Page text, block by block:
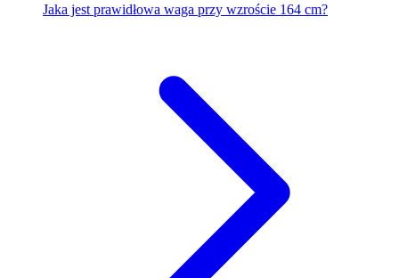
Jaka jest prawidłowa waga przy wzroście 164 cm?